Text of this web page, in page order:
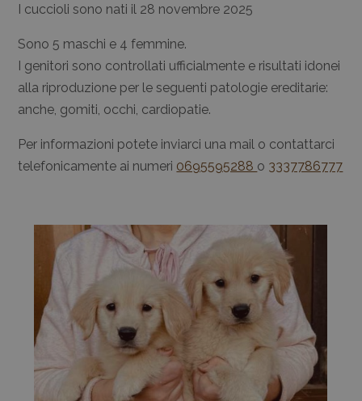
I cuccioli sono nati il 28 novembre 2025
Sono 5 maschi e 4 femmine.
I genitori sono controllati ufficialmente e risultati idonei
alla riproduzione per le seguenti patologie ereditarie:
anche, gomiti, occhi, cardiopatie.
Per informazioni potete inviarci una mail o contattarci
telefonicamente ai numeri 0695595288 o 3337786777